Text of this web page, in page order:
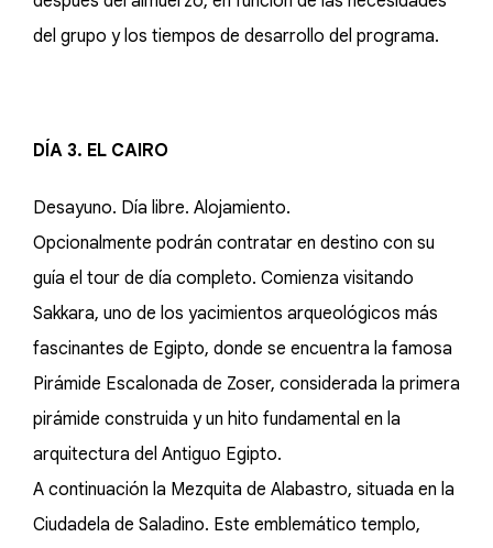
del grupo y los tiempos de desarrollo del programa.
DÍA 3. EL CAIRO
Desayuno. Día libre. Alojamiento.
Opcionalmente podrán contratar en destino con su
guía el tour de día completo. Comienza visitando
Sakkara, uno de los yacimientos arqueológicos más
fascinantes de Egipto, donde se encuentra la famosa
Pirámide Escalonada de Zoser, considerada la primera
pirámide construida y un hito fundamental en la
arquitectura del Antiguo Egipto.
A continuación la Mezquita de Alabastro, situada en la
Ciudadela de Saladino. Este emblemático templo,